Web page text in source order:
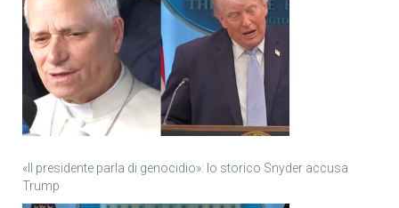
«Il presidente parla di genocidio»: lo storico Snyder accusa
Trump